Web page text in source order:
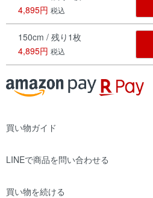
4,895円 税込
150cm / 残り1枚
4,895円 税込
買い物ガイド
LINEで商品を問い合わせる
買い物を続ける